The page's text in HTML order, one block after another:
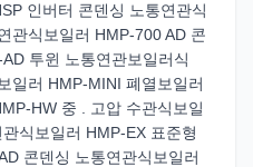
인버터 콘덴싱 노통연관식
관식보일러 HMP-700 AD 콘
투윈 노통연관보일러식
일러 HMP-MINI 폐열보일러
HW 중 . 고압 수관식보일
식보일러 HMP-EX 표준형
콘덴싱 노통연관식보일러